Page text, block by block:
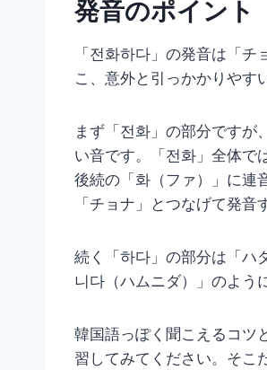
発音のポイント
「전화하다」の発音は「
こ、意外と引っかかりやす
まず「전화」の部分ですが
い音です。「전화」全体で
後続の「화（ファ）」に連
「チョナ」とつなげて発音
続く「하다」の部分は「ハ
니다（ハムニダ）」のよう
韓国語っぽく聞こえるコツ
習してみてください。そこ